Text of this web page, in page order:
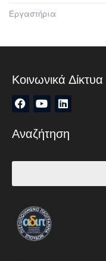
Εργαστήρια
Κοινωνικά Δίκτυα
Αναζήτηση